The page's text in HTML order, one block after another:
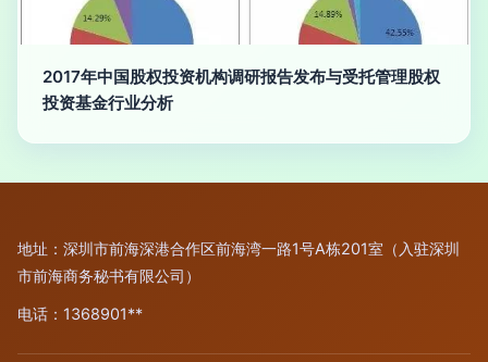
2017年中国股权投资机构调研报告发布与受托管理股权
投资基金行业分析
地址：深圳市前海深港合作区前海湾一路1号A栋201室（入驻深圳
市前海商务秘书有限公司）
电话：1368901**